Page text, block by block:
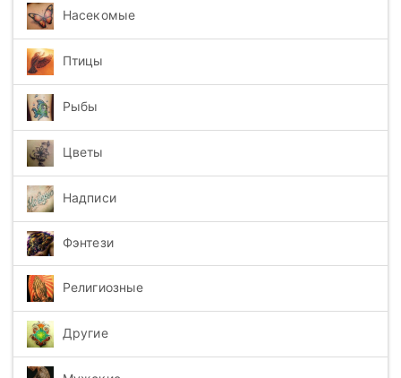
Насекомые
Птицы
Рыбы
Цветы
Надписи
Фэнтези
Религиозные
Другие